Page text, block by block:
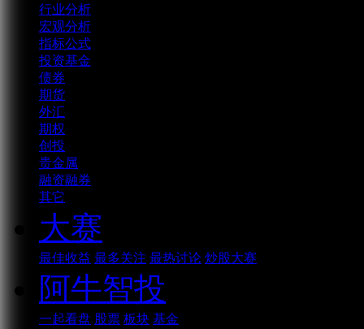
行业分析
宏观分析
指标公式
投资基金
债券
期货
外汇
期权
创投
贵金属
融资融券
其它
大赛
最佳收益 最多关注 最热讨论 炒股大赛
阿牛智投
一起看盘 股票 板块 基金